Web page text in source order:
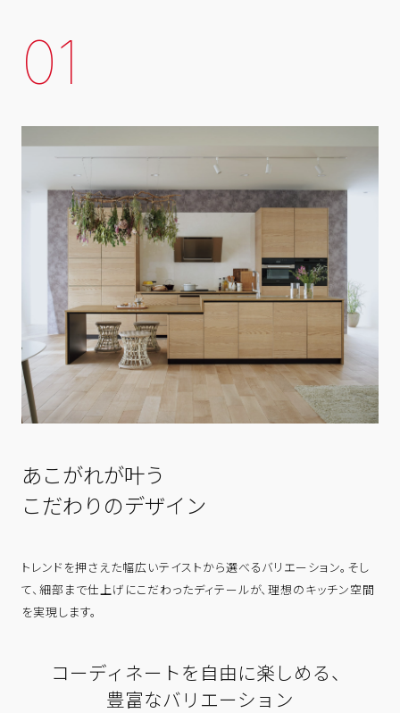
01
あこがれが叶う
こだわりのデザイン
トレンドを押さえた幅広いテイストから選べるバリエーション。そし
て、細部まで仕上げにこだわったディテールが、理想のキッチン空間
を実現します。
コーディネートを自由に楽しめる、
豊富なバリエーション